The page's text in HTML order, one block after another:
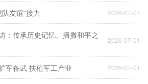
友谊”接力 2026-07-04
：传承历史记忆、播撒和平之
2026-07-01
军备武 扶植军工产业 2026-07-01